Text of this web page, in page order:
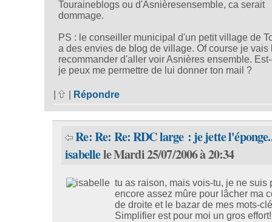
Touraineblogs ou d'Asnièresensemble, ca serait
dommage.
PS : le conseiller municipal d'un petit village de
a des envies de blog de village. Of course je vais
recommander d'aller voir Asnières ensemble.
je peux me permettre de lui donner ton mail ?
| Répondre
Re: Re: Re: RDC large : je jette
isabellele Mardi 25/07/2006 à 20:34
tu as raison, mais vois-tu, je ne suis
encore assez mûre pour lâcher ma
de droite et le bazar de mes mots-
Simplifier est pour moi un gros